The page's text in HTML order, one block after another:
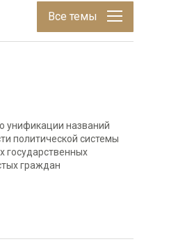
Все темы
унификации названий
политической системы
государственных
граждан